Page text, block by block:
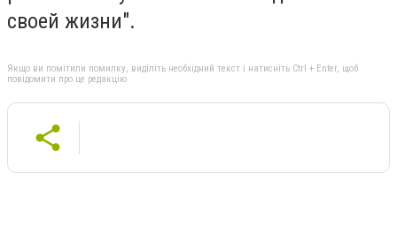
своей жизни".
Якщо ви помітили помилку, виділіть необхідний текст і натисніть Ctrl + Enter, щоб
повідомити про це редакцію